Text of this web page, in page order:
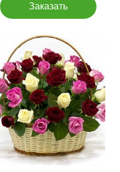
50 см 60 см